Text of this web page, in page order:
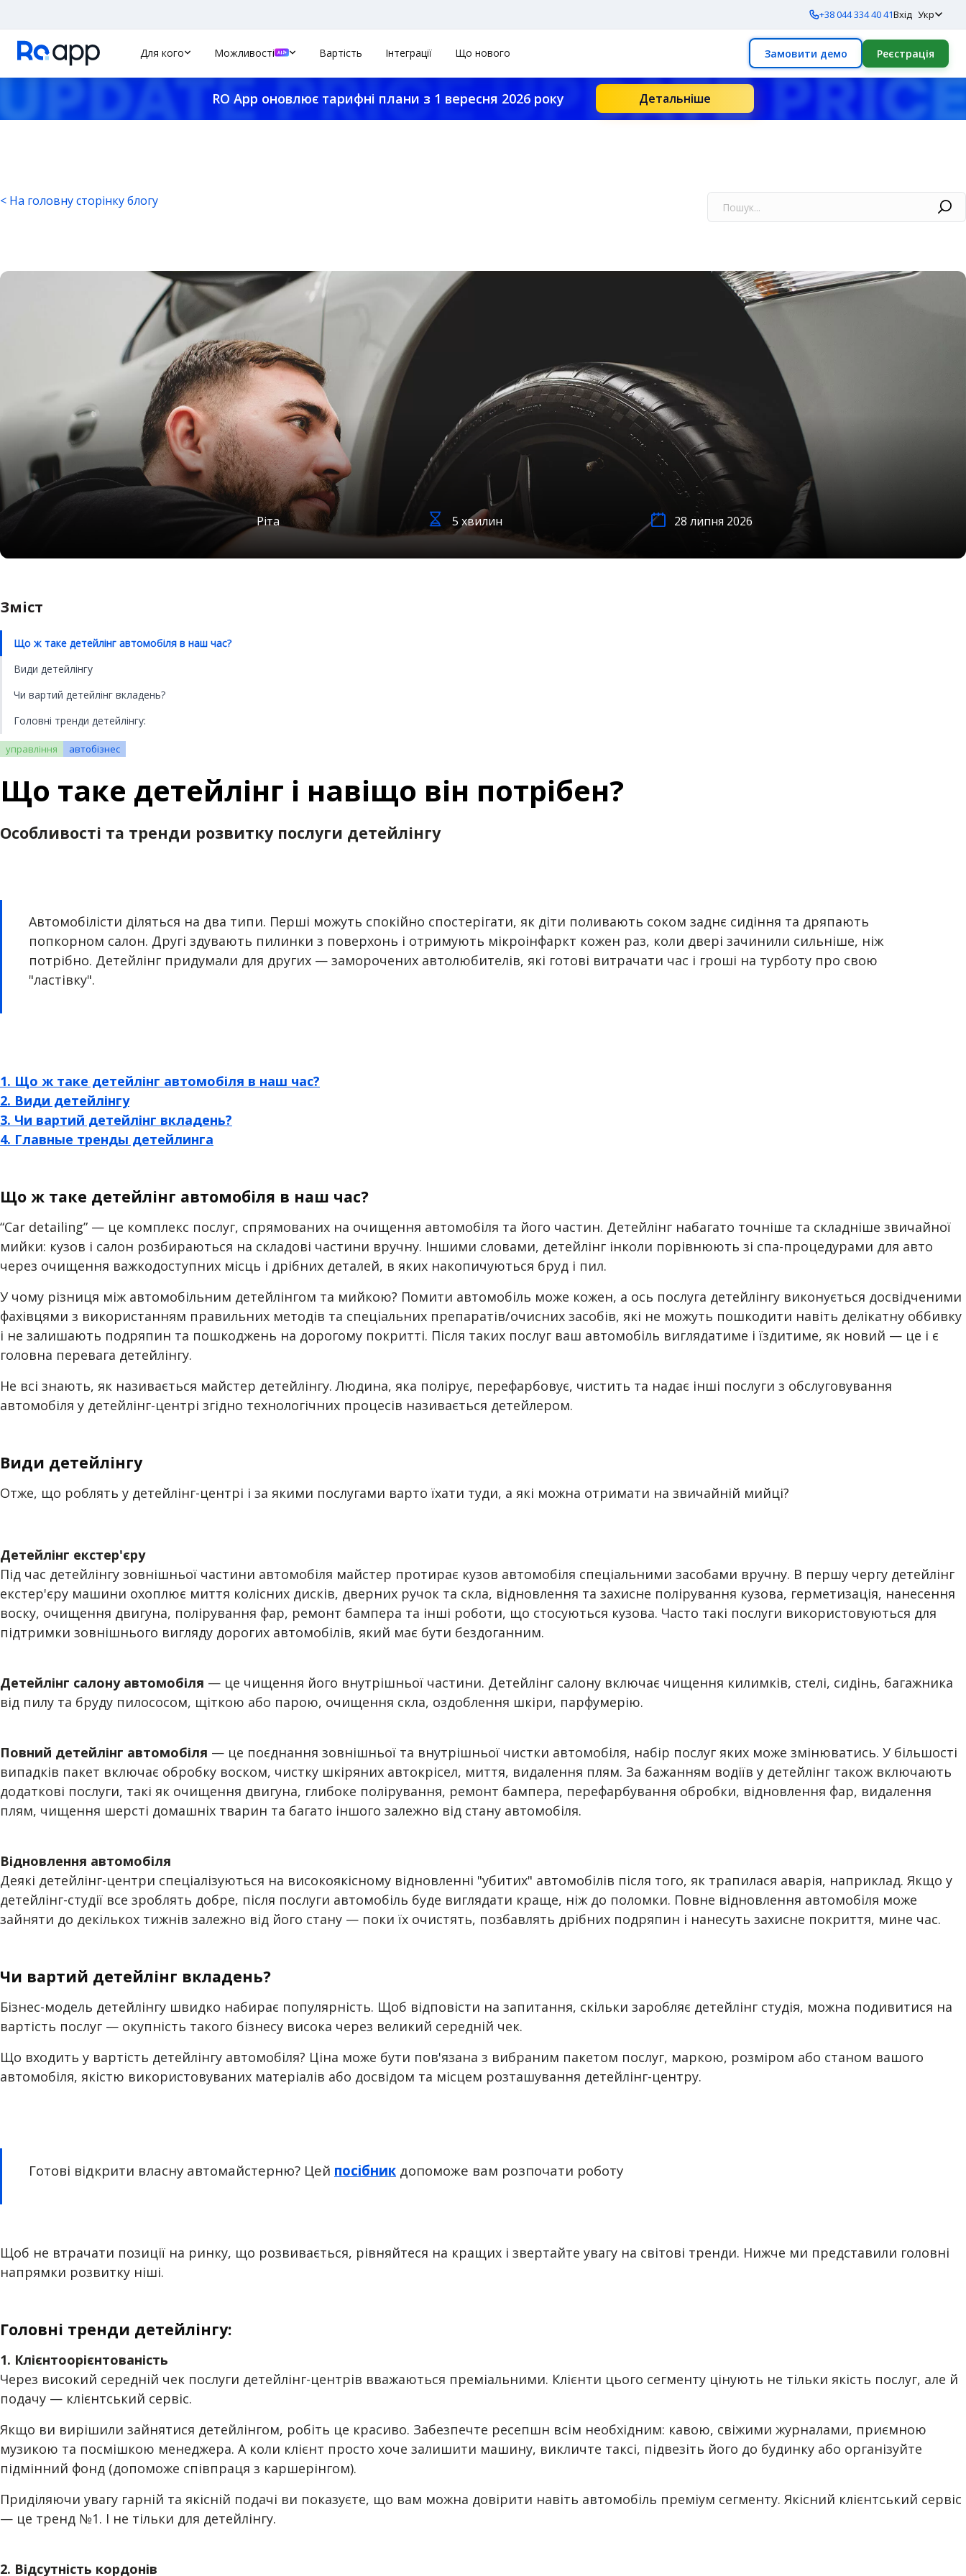
+38 044 334 40 41Вхід Укр
Для кого Можливості Вартість Інтеграції Що нового Замовити демо Реєстрація
RO App оновлює тарифні плани з 1 вересня 2026 року Детальніше
< На головну сторінку блогу
Ріта 5 хвилин 28 липня 2026
Зміст
Що ж таке детейлінг автомобіля в наш час?
Види детейлінгу
Чи вартий детейлінг вкладень?
Головні тренди детейлінгу:
управління автобізнес
Що таке детейлінг і навіщо він потрібен?
Особливості та тренди розвитку послуги детейлінгу
Автомобілісти діляться на два типи. Перші можуть спокійно спостерігати, як діти поливають соком заднє сидіння та дряпають
попкорном салон. Другі здувають пилинки з поверхонь і отримують мікроінфаркт кожен раз, коли двері зачинили сильніше, ніж
потрібно. Детейлінг придумали для других — заморочених автолюбителів, які готові витрачати час і гроші на турботу про свою
"ластівку".
1. Що ж таке детейлінг автомобіля в наш час?
2. Види детейлінгу
3. Чи вартий детейлінг вкладень?
4. Главные тренды детейлинга
Що ж таке детейлінг автомобіля в наш час?
“Car detailing” — це комплекс послуг, спрямованих на очищення автомобіля та його частин. Детейлінг набагато точніше та складніше звичайної
мийки: кузов і салон розбираються на складові частини вручну. Іншими словами, детейлінг інколи порівнюють зі спа-процедурами для авто
через очищення важкодоступних місць і дрібних деталей, в яких накопичуються бруд і пил.
У чому різниця між автомобільним детейлінгом та мийкою? Помити автомобіль може кожен, а ось послуга детейлінгу виконується досвідченими
фахівцями з використанням правильних методів та спеціальних препаратів/очисних засобів, які не можуть пошкодити навіть делікатну оббивку
і не залишають подряпин та пошкоджень на дорогому покритті. Після таких послуг ваш автомобіль виглядатиме і їздитиме, як новий — це і є
головна перевага детейлінгу.
Не всі знають, як називається майстер детейлінгу. Людина, яка полірує, перефарбовує, чистить та надає інші послуги з обслуговування
автомобіля у детейлінг-центрі згідно технологічних процесів називається детейлером.
Види детейлінгу
Отже, що роблять у детейлінг-центрі і за якими послугами варто їхати туди, а які можна отримати на звичайній мийці?
Детейлінг екстер'єру
Під час детейлінгу зовнішньої частини автомобіля майстер протирає кузов автомобіля спеціальними засобами вручну. В першу чергу детейлінг
екстер'єру машини охоплює миття колісних дисків, дверних ручок та скла, відновлення та захисне полірування кузова, герметизація, нанесення
воску, очищення двигуна, полірування фар, ремонт бампера та інші роботи, що стосуються кузова. Часто такі послуги використовуються для
підтримки зовнішнього вигляду дорогих автомобілів, який має бути бездоганним.
Детейлінг салону автомобіля — це чищення його внутрішньої частини. Детейлінг салону включає чищення килимків, стелі, сидінь, багажника
від пилу та бруду пилососом, щіткою або парою, очищення скла, оздоблення шкіри, парфумерію.
Повний детейлінг автомобіля — це поєднання зовнішньої та внутрішньої чистки автомобіля, набір послуг яких може змінюватись. У більшості
випадків пакет включає обробку воском, чистку шкіряних автокрісел, миття, видалення плям. За бажанням водіїв у детейлінг також включають
додаткові послуги, такі як очищення двигуна, глибоке полірування, ремонт бампера, перефарбування обробки, відновлення фар, видалення
плям, чищення шерсті домашніх тварин та багато іншого залежно від стану автомобіля.
Відновлення автомобіля
Деякі детейлінг-центри спеціалізуються на високоякісному відновленні "убитих" автомобілів після того, як трапилася аварія, наприклад. Якщо у
детейлінг-студії все зроблять добре, після послуги автомобіль буде виглядати краще, ніж до поломки. Повне відновлення автомобіля може
зайняти до декількох тижнів залежно від його стану — поки їх очистять, позбавлять дрібних подряпин і нанесуть захисне покриття, мине час.
Чи вартий детейлінг вкладень?
Бізнес-модель детейлінгу швидко набирає популярність. Щоб відповісти на запитання, скільки заробляє детейлінг студія, можна подивитися на
вартість послуг — окупність такого бізнесу висока через великий середній чек.
Що входить у вартість детейлінгу автомобіля? Ціна може бути пов'язана з вибраним пакетом послуг, маркою, розміром або станом вашого
автомобіля, якістю використовуваних матеріалів або досвідом та місцем розташування детейлінг-центру.
Готові відкрити власну автомайстерню? Цей посібник допоможе вам розпочати роботу
Щоб не втрачати позиції на ринку, що розвивається, рівняйтеся на кращих і звертайте увагу на світові тренди. Нижче ми представили головні
напрямки розвитку ніші.
Головні тренди детейлінгу:
1. Клієнтоорієнтованість
Через високий середній чек послуги детейлінг-центрів вважаються преміальними. Клієнти цього сегменту цінують не тільки якість послуг, але й
подачу — клієнтський сервіс.
Якщо ви вирішили зайнятися детейлінгом, робіть це красиво. Забезпечте ресепшн всім необхідним: кавою, свіжими журналами, приємною
музикою та посмішкою менеджера. А коли клієнт просто хоче залишити машину, викличте таксі, підвезіть його до будинку або організуйте
підмінний фонд (допоможе співпраця з каршерінгом).
Приділяючи увагу гарній та якісній подачі ви показуєте, що вам можна довірити навіть автомобіль преміум сегменту. Якісний клієнтський сервіс
— це тренд №1. І не тільки для детейлінгу.
2. Відсутність кордонів